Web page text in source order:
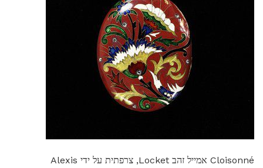
Cloisonné אמייל זהב Locket, צרפתית על ידי Alexis